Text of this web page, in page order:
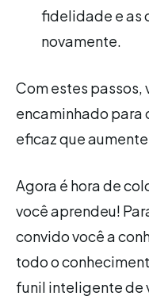
fidelidade e as
novamente.
Com estes passos,
encaminhado para
eficaz que
Agora é hora de
você aprendeu!
convido você a
todo o
funil inteligente de